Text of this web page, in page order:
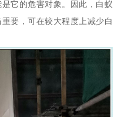
它的危害对象。因此，白蚁
要，可在较大程度上减少白